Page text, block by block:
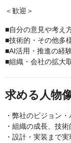
＜歓迎＞
■自分の意見や考え
■技術的・その他多
■AI活用・推進の経
■組織・会社の拡大
求める人物
・弊社のビジョン
・組織の成長、技
・設計・実装まで